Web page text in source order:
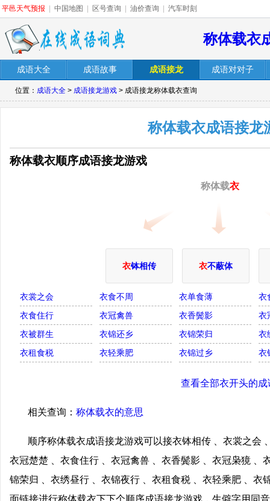
平邑天气预报 中国地图 区号查询 油价查询 汽车时刻
称体载衣
成语大全 成语故事 成语接龙 成语对对子
位置： 成语大全 > 成语接龙游戏 > 成语接龙称体载衣查询
称体载衣成语接龙
称体载衣顺序成语接龙游戏
称体载衣
衣钵相传 衣不蔽体
衣裳之会 衣食不周 衣单食薄
衣
衣食住行
衣冠禽兽 衣香鬓影
衣
衣被群生
衣锦还乡 衣锦荣归
衣
衣租食税
衣轻乘肥 衣锦过乡 衣
查看全部衣开头的成
相关查询： 称体载衣的意思
顺序称体载衣成语接龙游戏可以接衣钵相传 、衣裳之会
衣冠楚楚 、衣食住行 、衣冠禽兽 、衣香鬓影 、衣冠枭獍 、
锦荣归 、衣绣昼行 、衣锦夜行 、衣租食税 、衣轻乘肥 、衣
面链接进行称体载衣下下个顺序成语接龙游戏，生僻字用同